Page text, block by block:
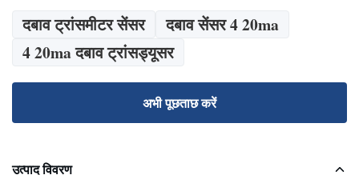
दबाव ट्रांसमीटर सेंसर
दबाव सेंसर 4 20ma
4 20ma दबाव ट्रांसड्यूसर
अभी पूछताछ करें
उत्पाद विवरण